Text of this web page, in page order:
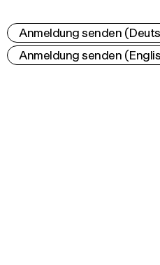
Anmeldung senden
Anmeldung senden